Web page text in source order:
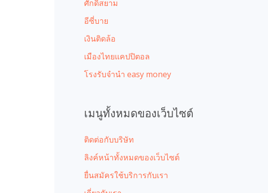
ศักดิ์สยาม
อีซี่บาย
เงินติดล้อ
เมืองไทยแคปปิตอล
โรงรับจํานํา easy money
เมนูทั้งหมดของเว็บไซต์
ติดต่อกับบริษัท
ลิงค์หน้าทั้งหมดของเว็บไซต์
ยื่นสมัครใช้บริการกับเรา